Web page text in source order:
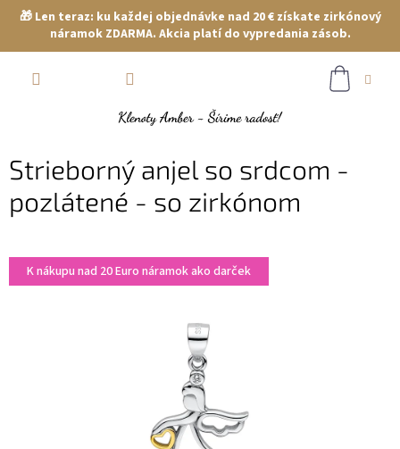
🎁 Len teraz: ku každej objednávke nad 20 € získate zirkónový
náramok ZDARMA. Akcia platí do vypredania zásob.
Strieborný anjel so srdcom -
pozlátené - so zirkónom
K nákupu nad 20 Euro náramok ako darček